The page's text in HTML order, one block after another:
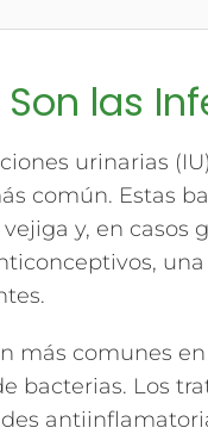
Son las
urinarias
común. Estas
y, en casos
más comunes
bacterias. Los